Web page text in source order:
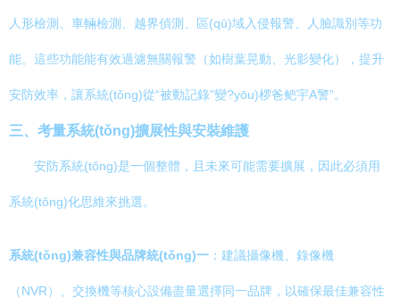
人形檢測、車輛檢測、越界偵測、區(qū)域入侵報警、人臉識別等功
能。這些功能能有效過濾無關報警（如樹葉晃動、光影變化），提升
安防效率，讓系統(tǒng)從“被動記錄”變?yōu)椤爸鲃宇A警”。
三、考量系統(tǒng)擴展性與安裝維護
安防系統(tǒng)是一個整體，且未來可能需要擴展，因此必須用
系統(tǒng)化思維來挑選。
系統(tǒng)兼容性與品牌統(tǒng)一 ：建議攝像機、錄像機
（NVR）、交換機等核心設備盡量選擇同一品牌，以確保最佳兼容性